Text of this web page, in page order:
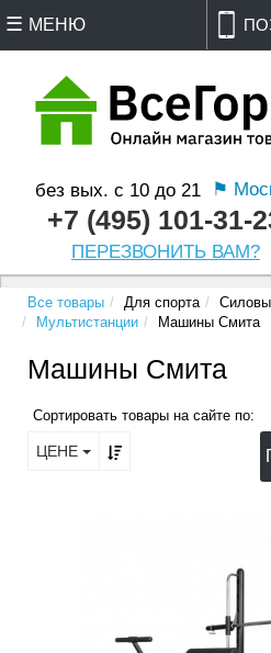
без вых. с 10 до 21 ⚑
+7 (495) 101-31-
ПЕРЕЗВОНИТЬ ВАМ?
МЕНЮ
Все товары Для спорта
Мультистанции
Машины Смита
Машины Смита
Сортировать товары на сайте по:
ЦЕНЕ